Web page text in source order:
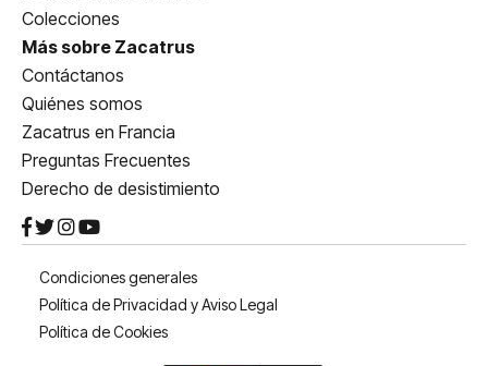
Colecciones
Más sobre Zacatrus
Contáctanos
Quiénes somos
Zacatrus en Francia
Preguntas Frecuentes
Derecho de desistimiento
Condiciones generales
Política de Privacidad y Aviso Legal
Política de Cookies